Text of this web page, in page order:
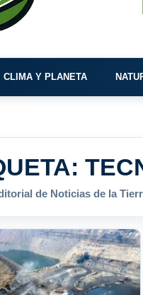
CLIMA Y PLANETA
de Noticias de la